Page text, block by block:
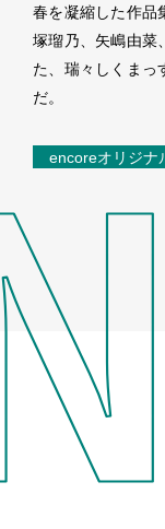
春を凝縮した作品
塚瑠乃、矢嶋由菜
た、瑞々しくまっ
だ。
encoreオリジナ